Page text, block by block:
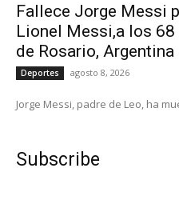
Fallece Jorge Messi
Lionel Messi,a los 68
de Rosario, Argentina
Deportes agosto 8, 2026
Jorge Messi, padre de Leo, ha
Subscribe